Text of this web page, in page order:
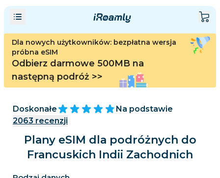
Dla nowych użytkowników: bezpłatna wersja
próbna eSIM
Odbierz darmowe 500MB na
następną podróż >>
Doskonałe
Na podstawie
2063 recenzji
Plany eSIM dla podróżnych do
Francuskich Indii Zachodnich